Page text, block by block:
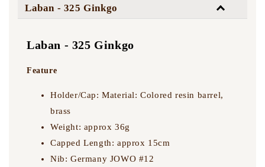
NT$ 7,500
NT$ 7,500
Laban 刻字服務
Laban - 325 Ginkgo
Laban - 325 Ginkgo
Feature
Holder/Cap: Material: Colored resin barrel,
brass
Weight: approx 36g
Capped Length: approx 15cm
Nib: Germany JOWO #12